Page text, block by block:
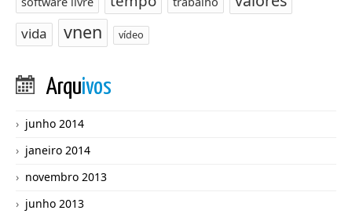
vida vnen vídeo
Arquivos
junho 2014
janeiro 2014
novembro 2013
junho 2013